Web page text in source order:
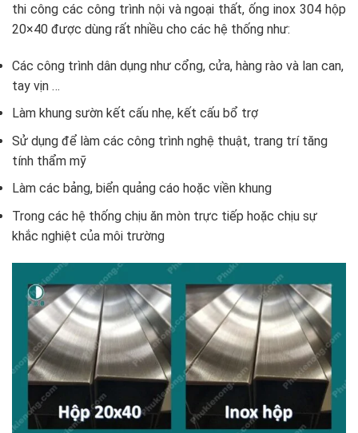
thi công các công trình nội và ngoại thất, ống inox 304 hộp
20×40 được dùng rất nhiều cho các hệ thống như:
Các công trình dân dụng như cổng, cửa, hàng rào và lan can,
tay vịn …
Làm khung sườn kết cấu nhẹ, kết cấu bổ trợ
Sử dụng để làm các công trình nghệ thuật, trang trí tăng
tính thẩm mỹ
Làm các bảng, biển quảng cáo hoặc viền khung
Trong các hệ thống chịu ăn mòn trực tiếp hoặc chịu sự
khắc nghiệt của môi trường